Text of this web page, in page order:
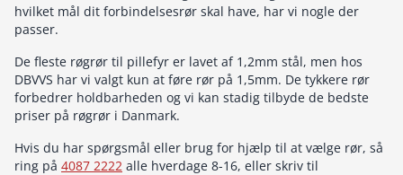
hvilket mål dit forbindelsesrør skal have, har vi nogle der
passer.
De fleste røgrør til pillefyr er lavet af 1,2mm stål, men hos
DBVVS har vi valgt kun at føre rør på 1,5mm. De tykkere rør
forbedrer holdbarheden og vi kan stadig tilbyde de bedste
priser på røgrør i Danmark.
Hvis du har spørgsmål eller brug for hjælp til at vælge rør, så
ring på 4087 2222 alle hverdage 8-16, eller skriv til